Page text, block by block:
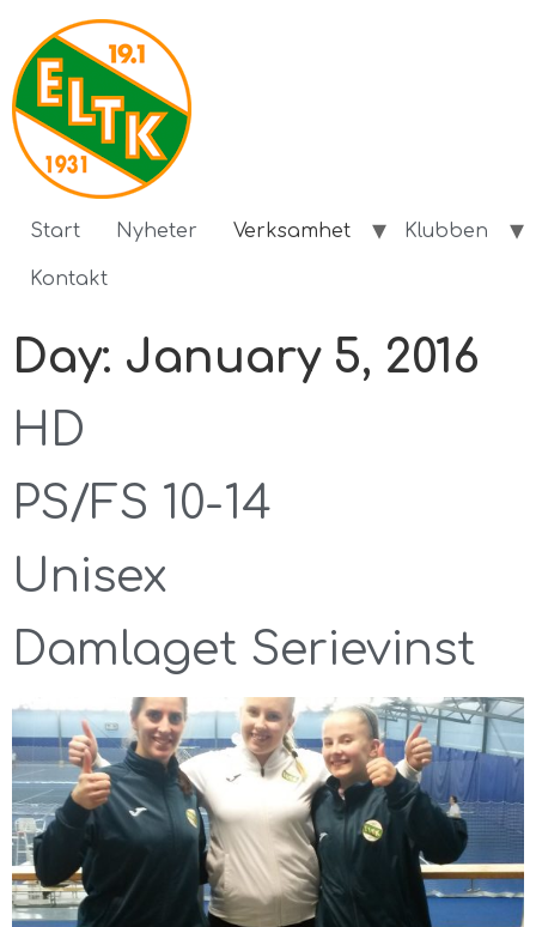
Start Nyheter Verksamhet Klubben
Kontakt
Day: January 5, 2016
HD
PS/FS 10-14
Unisex
Damlaget Serievinst